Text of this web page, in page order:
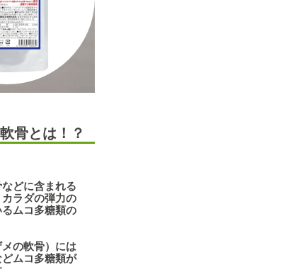
骨とは！？
どに含まれる
ラダの弾力の
ムコ多糖類の
の軟骨）には
ムコ多糖類が